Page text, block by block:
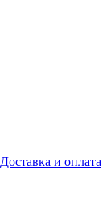
Доставка и оплата